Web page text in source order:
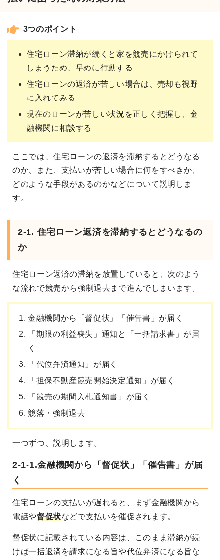
3つのポイント
住宅ローン滞納が続くと家を競売にかけられて
しまうため、早めに行動する
住宅ローンの返済が苦しい場合は、売却も視野
に入れてみる
現在のローンが苦しい状況を正しく把握し、金
融機関に相談する
ここでは、住宅ローンの返済を滞納するとどうなる
のか、また、支払いが苦しい場合に何をすべきか、
どのような手段があるのかなどについて説明しま
す。
2-1. 住宅ローン返済を滞納するとどうなるの
か
住宅ローン返済の滞納を放置していると、次のよう
な流れで競売から強制退去まで進んでしまいます。
金融機関から「督促状」「催告書」が届く
「期限の利益喪失」通知と「一括請求書」が届
く
「代位弁済通知」が届く
「担保不動産競売開始決定通知」が届く
「競売の期間入札通知書」が届く
競落・強制退去
一つずつ、説明します。
2-1-1.金融機関から「督促状」「催告書」が届
く
住宅ローンの支払いが遅れると、まず金融機関から
電話や督促状などで支払いを催促されます。
督促状に記載されている内容は、このまま滞納が続
けば一括返済を請求になる旨や代位弁済になる旨な